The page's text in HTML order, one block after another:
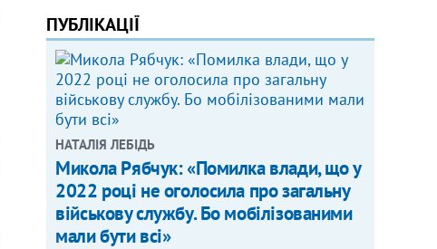
ПУБЛІКАЦІЇ
НАТАЛІЯ ЛЕБІДЬ
Микола Рябчук: «Помилка влади, що у
2022 році не оголосила про загальну
військову службу. Бо мобілізованими
мали бути всі»